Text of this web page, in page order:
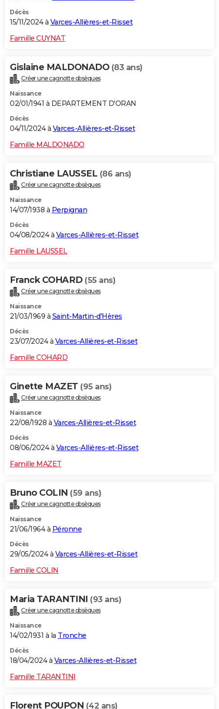
Décès
15/11/2024 à Varces-Allières-et-Risset
Famille CUYNAT
Gislaine MALDONADO (83 ans)
Créer une cagnotte obsèques
Naissance
02/01/1941 à DEPARTEMENT D'ORAN
Décès
04/11/2024 à Varces-Allières-et-Risset
Famille MALDONADO
Christiane LAUSSEL (86 ans)
Créer une cagnotte obsèques
Naissance
14/07/1938 à Perpignan
Décès
04/08/2024 à Varces-Allières-et-Risset
Famille LAUSSEL
Franck COHARD (55 ans)
Créer une cagnotte obsèques
Naissance
21/03/1969 à Saint-Martin-d'Hères
Décès
23/07/2024 à Varces-Allières-et-Risset
Famille COHARD
Ginette MAZET (95 ans)
Créer une cagnotte obsèques
Naissance
22/08/1928 à Varces-Allières-et-Risset
Décès
08/06/2024 à Varces-Allières-et-Risset
Famille MAZET
Bruno COLIN (59 ans)
Créer une cagnotte obsèques
Naissance
21/06/1964 à Péronne
Décès
29/05/2024 à Varces-Allières-et-Risset
Famille COLIN
Maria TARANTINI (93 ans)
Créer une cagnotte obsèques
Naissance
14/02/1931 à la Tronche
Décès
18/04/2024 à Varces-Allières-et-Risset
Famille TARANTINI
Florent POUPON (42 ans)